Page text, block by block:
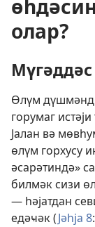
олар?
Өлүм
горумаг
Јалан вә
өлүм горхусу
әсарәтиндә»
билмәк сизи
— һәјатдан
едәҹәк (Јәһја 8